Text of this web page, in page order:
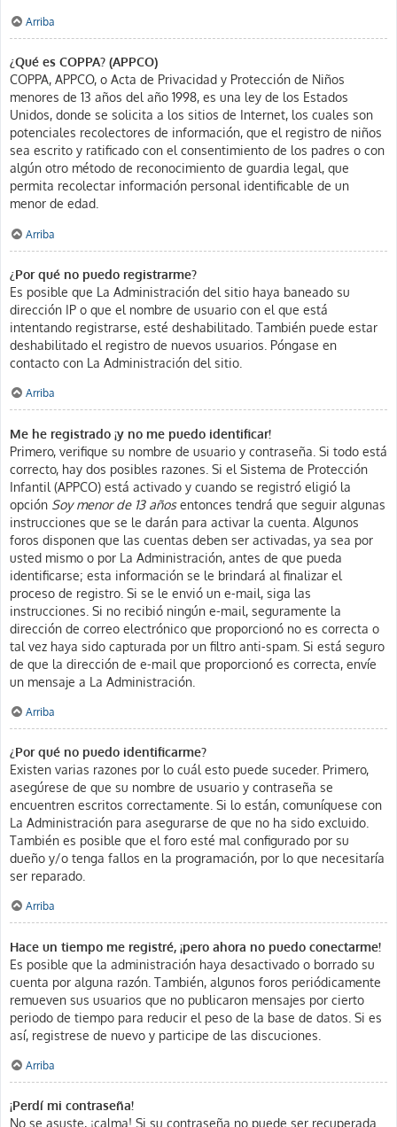
Arriba
¿Qué es COPPA? (APPCO)
COPPA, APPCO, o Acta de Privacidad y Protección de Niños
menores de 13 años del año 1998, es una ley de los Estados
Unidos, donde se solicita a los sitios de Internet, los cuales son
potenciales recolectores de información, que el registro de niños
sea escrito y ratificado con el consentimiento de los padres o con
algún otro método de reconocimiento de guardia legal, que
permita recolectar información personal identificable de un
menor de edad.
Arriba
¿Por qué no puedo registrarme?
Es posible que La Administración del sitio haya baneado su
dirección IP o que el nombre de usuario con el que está
intentando registrarse, esté deshabilitado. También puede estar
deshabilitado el registro de nuevos usuarios. Póngase en
contacto con La Administración del sitio.
Arriba
Me he registrado ¡y no me puedo identificar!
Primero, verifique su nombre de usuario y contraseña. Si todo está
correcto, hay dos posibles razones. Si el Sistema de Protección
Infantil (APPCO) está activado y cuando se registró eligió la
opción Soy menor de 13 añosentonces tendrá que seguir algunas
instrucciones que se le darán para activar la cuenta. Algunos
foros disponen que las cuentas deben ser activadas, ya sea por
usted mismo o por La Administración, antes de que pueda
identificarse; esta información se le brindará al finalizar el
proceso de registro. Si se le envió un e-mail, siga las
instrucciones. Si no recibió ningún e-mail, seguramente la
dirección de correo electrónico que proporcionó no es correcta o
tal vez haya sido capturada por un filtro anti-spam. Si está seguro
de que la dirección de e-mail que proporcionó es correcta, envíe
un mensaje a La Administración.
Arriba
¿Por qué no puedo identificarme?
Existen varias razones por lo cuál esto puede suceder. Primero,
asegúrese de que su nombre de usuario y contraseña se
encuentren escritos correctamente. Si lo están, comuníquese con
La Administración para asegurarse de que no ha sido excluido.
También es posible que el foro esté mal configurado por su
dueño y/o tenga fallos en la programación, por lo que necesitaría
ser reparado.
Arriba
Hace un tiempo me registré, ¡pero ahora no puedo conectarme!
Es posible que la administración haya desactivado o borrado su
cuenta por alguna razón. También, algunos foros periódicamente
remueven sus usuarios que no publicaron mensajes por cierto
periodo de tiempo para reducir el peso de la base de datos. Si es
así, registrese de nuevo y participe de las discuciones.
Arriba
¡Perdí mi contraseña!
No se asuste, ¡calma! Si su contraseña no puede ser recuperada